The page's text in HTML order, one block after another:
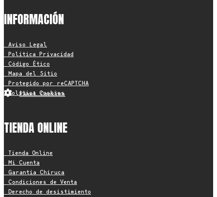
INFORMACIÓN
• Aviso Legal
• Política Privacidad
• Código Ético
• Mapa del Sitio
• Protegido por reCAPTCHA
• Política Cookies
Panel Cookies
TIENDA ONLINE
• Tienda Online
• Mi Cuenta
• Garantía Chiruca
• Condiciones de Venta
• Derecho de desistimiento